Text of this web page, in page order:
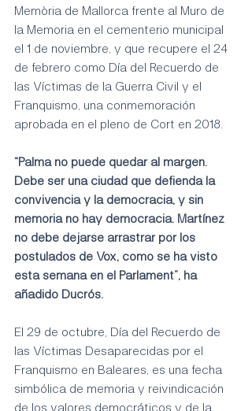
Memòria de Mallorca frente al Muro de
la Memoria en el cementerio municipal
el 1 de noviembre, y que recupere el 24
de febrero como Día del Recuerdo de
las Víctimas de la Guerra Civil y el
Franquismo, una conmemoración
aprobada en el pleno de Cort en 2018.
“Palma no puede quedar al margen.
Debe ser una ciudad que defienda la
convivencia y la democracia, y sin
memoria no hay democracia. Martínez
no debe dejarse arrastrar por los
postulados de Vox, como se ha visto
esta semana en el Parlament”, ha
añadido Ducrós.
El 29 de octubre, Día del Recuerdo de
las Víctimas Desaparecidas por el
Franquismo en Baleares, es una fecha
simbólica de memoria y reivindicación
de los valores democráticos y de la